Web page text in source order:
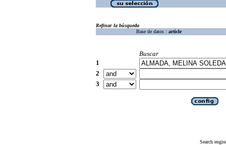
Refinar la búsqueda
Base de datos : article
Buscar
1
2
3
Search